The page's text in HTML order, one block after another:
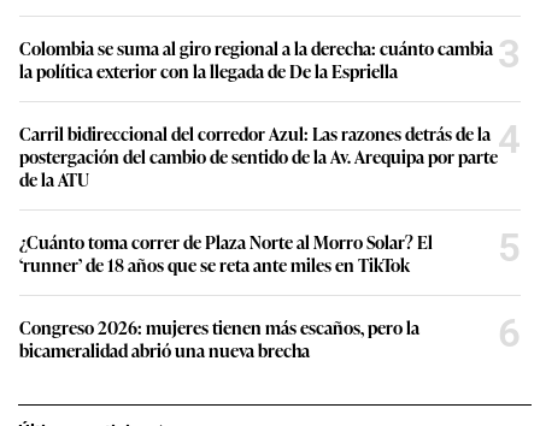
Colombia se suma al giro regional a la derecha: cuánto cambia
la política exterior con la llegada de De la Espriella
3
Carril bidireccional del corredor Azul: Las razones detrás de la
postergación del cambio de sentido de la Av. Arequipa por parte
de la ATU
4
¿Cuánto toma correr de Plaza Norte al Morro Solar? El
‘runner’ de 18 años que se reta ante miles en TikTok
5
Congreso 2026: mujeres tienen más escaños, pero la
bicameralidad abrió una nueva brecha
6